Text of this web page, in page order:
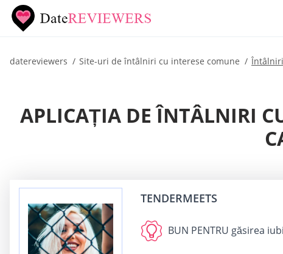
datereviewers Site-uri de întâlniri cu interese comune
APLICAȚIA DE ÎNTÂLNIRI
TENDERMEETS
BUN PENTRU găsirea